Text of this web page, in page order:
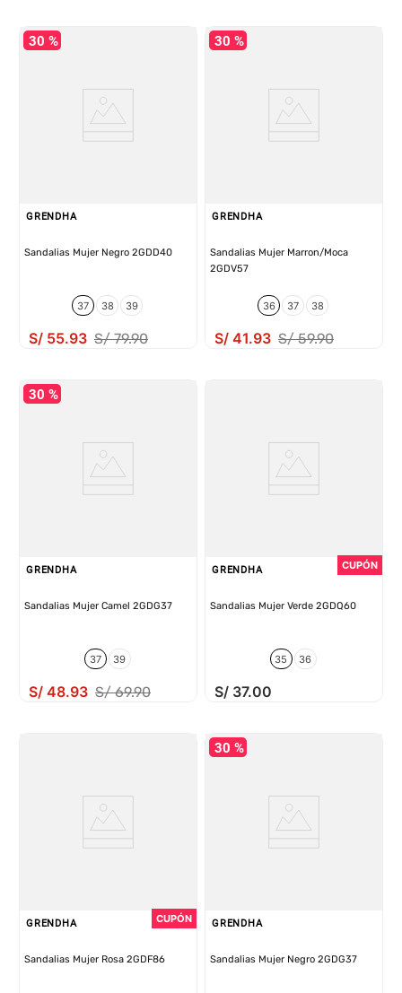
30 %
GRENDHA
Sandalias Mujer Negro 2GDD40
37 38 39
S/ 55.93 S/ 79.90
30 %
GRENDHA
Sandalias Mujer Marron/Moca
2GDV57
36 37 38
S/ 41.93 S/ 59.90
30 %
GRENDHA
Sandalias Mujer Camel 2GDG37
37 39
S/ 48.93 S/ 69.90
GRENDHA
Sandalias Mujer Verde 2GDQ60
35 36
S/ 37.00
GRENDHA
Sandalias Mujer Rosa 2GDF86
30 %
GRENDHA
Sandalias Mujer Negro 2GDG37